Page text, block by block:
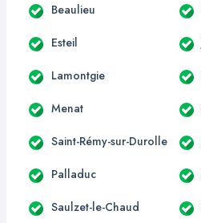
Beaulieu
Esteil
Lamontgie
Menat
Saint-Rémy-sur-Durolle
Palladuc
Saulzet-le-Chaud